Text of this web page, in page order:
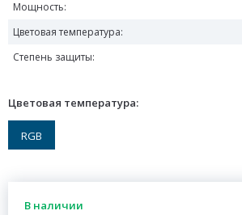
Мощность:
Цветовая температура:
Степень защиты:
Цветовая температура:
RGB
В наличии